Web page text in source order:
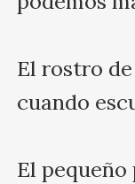
El rostro
cuando
El